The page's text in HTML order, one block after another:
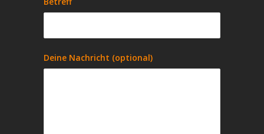
Deine Nachricht (optional)